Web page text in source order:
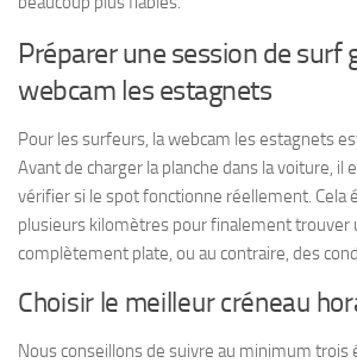
Préparer une session de surf
webcam les estagnets
Pour les surfeurs, la webcam les estagnets
Avant de charger la planche dans la voiture, il
vérifier si le spot fonctionne réellement. Cela
plusieurs kilomètres pour finalement trouver
complètement plate, ou au contraire, des
Choisir le meilleur créneau
Nous conseillons de suivre au minimum trois